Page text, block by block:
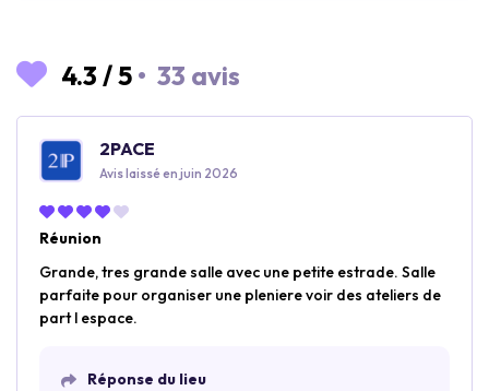
4.3 /5 • 33 avis
2PACE
Avis laissé en juin 2026
Réunion
Grande, tres grande salle avec une petite estrade. Salle
parfaite pour organiser une pleniere voir des ateliers de
part l espace.
Réponse du lieu